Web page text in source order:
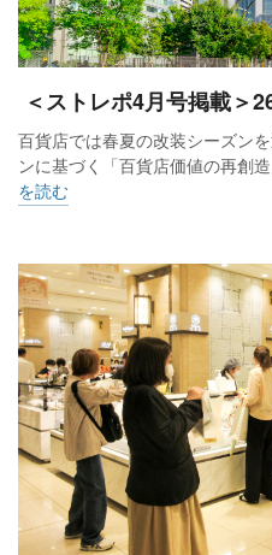
＜ストレポ4月号掲載＞
百貨店では春夏の改装シーズン
ンに基づく「百貨店価値の再創
を読む